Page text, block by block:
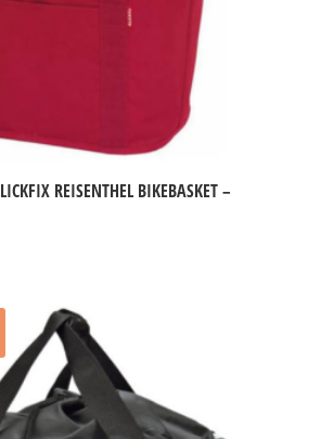
REISENTHEL BIKEBASKET –
:
59,00 €.